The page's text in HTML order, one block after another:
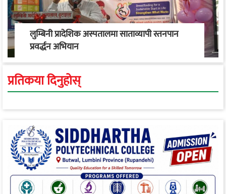
लुम्बिनी प्रादेशिक अस्पतालमा साताव्यापी स्तनपान
प्रवर्द्धन अभियान
प्रतिकया दिनुहोस्